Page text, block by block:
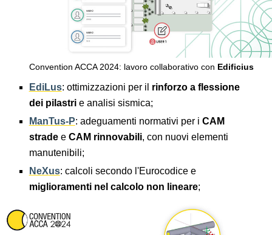
Convention ACCA 2024: lavoro collaborativo con Edificius
EdiLus: ottimizzazioni per il rinforzo a flessione
dei pilastrie analisi sismica;
ManTus-P: adeguamenti normativi per i CAM
strade eCAM rinnovabili, con nuovi elementi
manutenibili;
NeXus: calcoli secondo l'Eurocodice e
miglioramenti nel calcolo non lineare;